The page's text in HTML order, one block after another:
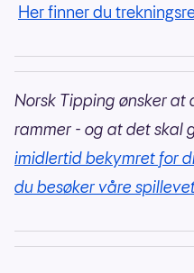
Her finner du
Norsk Tipping ønsker at
rammer - og at det skal
imidlertid bekymret for
du besøker våre